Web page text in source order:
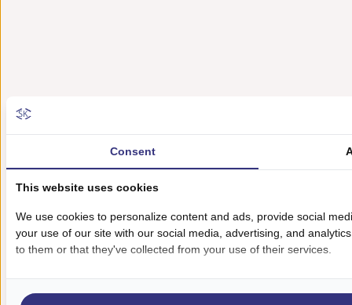
Consent
This website uses cookies
We use cookies to personalize content and ads, provide social
your use of our site with our social media, advertising, and
to them or that they've collected from your use of their services.